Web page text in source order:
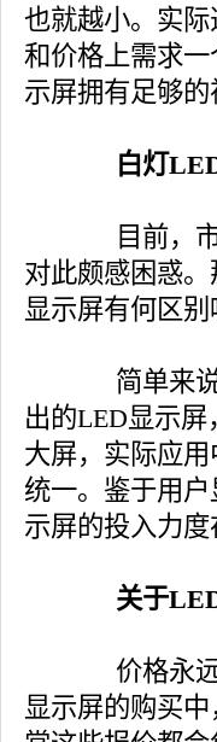
也就越小。实
和价格上需求
示屏拥有足够的
白灯LED
目前，市
对此颇感困惑
显示屏有何区别
简单来说
出的LED显示
大屏，实际应
统一。鉴于用
示屏的投入力
关于
价格永远
显示屏的购买